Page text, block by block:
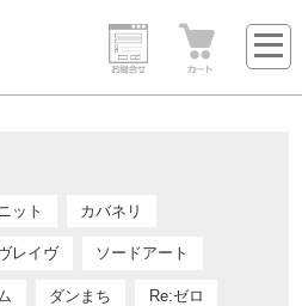
ット カバネリ
レイヴ ソードアート
ダンまち Re:ゼロ